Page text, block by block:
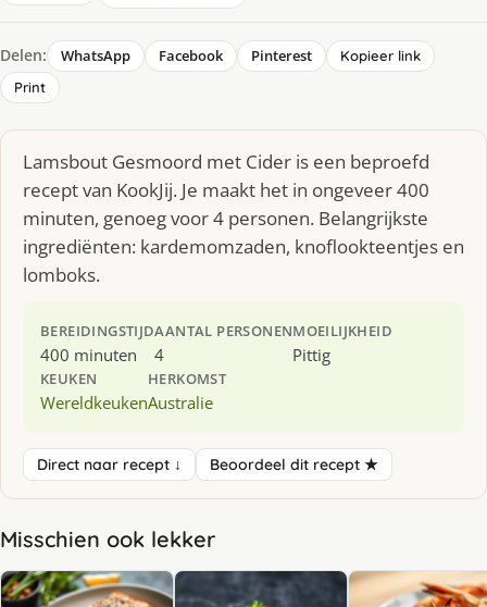
Delen: WhatsApp Facebook Pinterest
Kopieer link
Print
Lamsbout Gesmoord met Cider is een beproefd
recept van KookJij. Je maakt het in ongeveer 400
minuten, genoeg voor 4 personen. Belangrijkste
ingrediënten: kardemomzaden, knoflookteentjes en
lomboks.
BEREIDINGSTIJD
400 minuten
AANTAL PERSONEN
4
MOEILIJKHEID
Pittig
KEUKEN
Wereldkeuken
HERKOMST
Australie
Direct naar recept ↓ Beoordeel dit recept ★
Misschien ook lekker